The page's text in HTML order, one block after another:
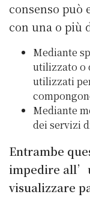
consenso può
con una o più
Mediante
utilizzato o
utilizzati
Mediante
dei servizi
Entrambe
impedire
visualizzare